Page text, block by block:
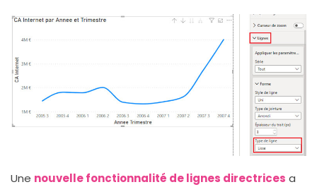
Une nouvelle fonctionnalité de lignes directrices a